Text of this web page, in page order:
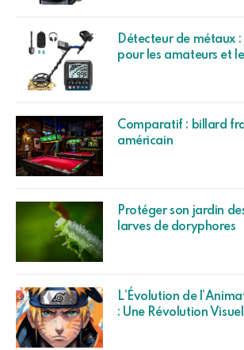
Détecteur de métaux
pour les amateurs et
Comparatif : billard
américain
Protéger son jardin
larves de doryphores
L’Évolution de
: Une Révolution